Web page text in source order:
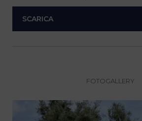
SCARICA
FOTOGALLERY